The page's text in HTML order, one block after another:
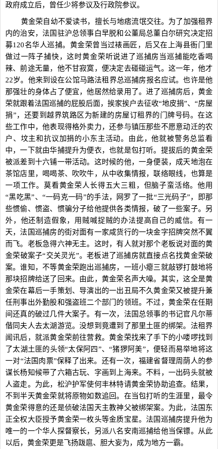
政府成立后，曾任少将参议及行政院参议。
黄金荣自幼不爱读书，擅长与地痞流氓交往。为了加强租界
内的治安，法国驻沪总领事白早脱和公董局总董白尔研究决定招
募120名华人巡捕。黄金荣曾当过裱画匠，后又在上海县衙门里
做过一阵子捕快，这时黄金荣听说进了巡捕房当巡捕能吃香喝
辣、前途无量，他不甘寂寞，便决定去碰碰运气。这一年，他才
22岁。他来到设在公馆马路法租界总巡捕房报名应试。也许是他
那强壮的身体占了便宜，他居然给录用了。进了巡捕房后，黄金
荣就跟着法国巡捕的屁股后面，挨家挨户去征收“地皮捐”、“房屋
捐”，还要到越界筑路区为新建的房屋订租界的门牌号码。在这
些工作中，他表现得格外卖力，还参与镇压那些不愿意动迁的农
户、坟主和抗议加捐的小东主活动。由此，他就被警务总监看
中，一下就由华捕提升为便衣，也就是包打听。提拔后的黄金荣
被派差到十六铺一带活动。这时候的他，一身便装，成天地泡在
茶馆店里，喝喝茶、吹吹牛，从中收集情报，联络眼线，也算是
一项工作。莫看黄金荣人长得五大三粗，但脑子蛮活络。他用
“黑吃黑”、“一码克一码”的手法，网罗了一批“三光码子”，即那
些惯偷、惯盗、惯骗分子给他提供各类情报，破了一些案子。另
外，他还制造假象，用贼喊捉贼的办法提高自己的威信。有一
天，法国巡捕房的街对面有一家咸货行的一块金字招牌突然不翼
而飞。老板急得六神无主。这时，有人就对那个老板说对面的黄
金荣破案子“交关灵光”。老板进了巡捕房就直接点名找黄金荣破
案。谁知，不等黄金荣跑出巡捕房，一班小瘪三就敲锣打鼓地将
那块招牌给送了回来。由此，黄金荣名声大噪。其实，这全是黄
金荣在幕后一手策划、导演出的一出丑局不久黄金荣又被提升兼
任刑事出外勤股和强盗班二个部门的领班。不过，黄金荣在任期
间还真的破过几件大案子。有一次，法国总领事的书记官凡尔蒂
偕同夫人去太湖游览。没想到竟遭到了那里土匪的绑架。法租界
闻讯后，就派黄金荣前往营救。黄金荣找来了手下的小喽啰找到
了太湖土匪的头领“太保阿四”、“猪猡阿美”，便轻而易举地将这
一对“法国肉票”保释了出来。还有一次，福建省督理周荫人的参
谋长杨知候带了六箱古玩、字画到上海来。不料，一出码头就被
人盗走。为此，松沪护军使何丰林特请黄金荣协助追查。结果，
不到半天黄金荣就将原物如数追回。在当包打听的生涯里，最令
黄金荣得意的还是侦破法国天主教神父被绑架案。为此，法国东
正全权大臣授予黄金荣一枚头等金质宝星。法国巡捕房提升他为
唯一的一个华人探督察长，另派八名安南巡捕给他当保镖。从此
以后，黄金荣更是飞扬跋扈、胆大妄为，成为地方一霸。